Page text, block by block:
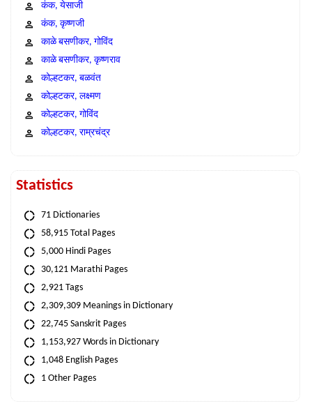
कंक, येसाजी
कंक, कृष्णजी
काळे बसणीकर, गोविंद
काळे बसणीकर, कृष्णराव
कोल्हटकर, बळवंत
कोल्हटकर, लक्ष्मण
कोल्हटकर, गोविंद
कोल्हटकर, राम्रचंद्र
Statistics
71 Dictionaries
58,915 Total Pages
5,000 Hindi Pages
30,121 Marathi Pages
2,921 Tags
2,309,309 Meanings in Dictionary
22,745 Sanskrit Pages
1,153,927 Words in Dictionary
1,048 English Pages
1 Other Pages